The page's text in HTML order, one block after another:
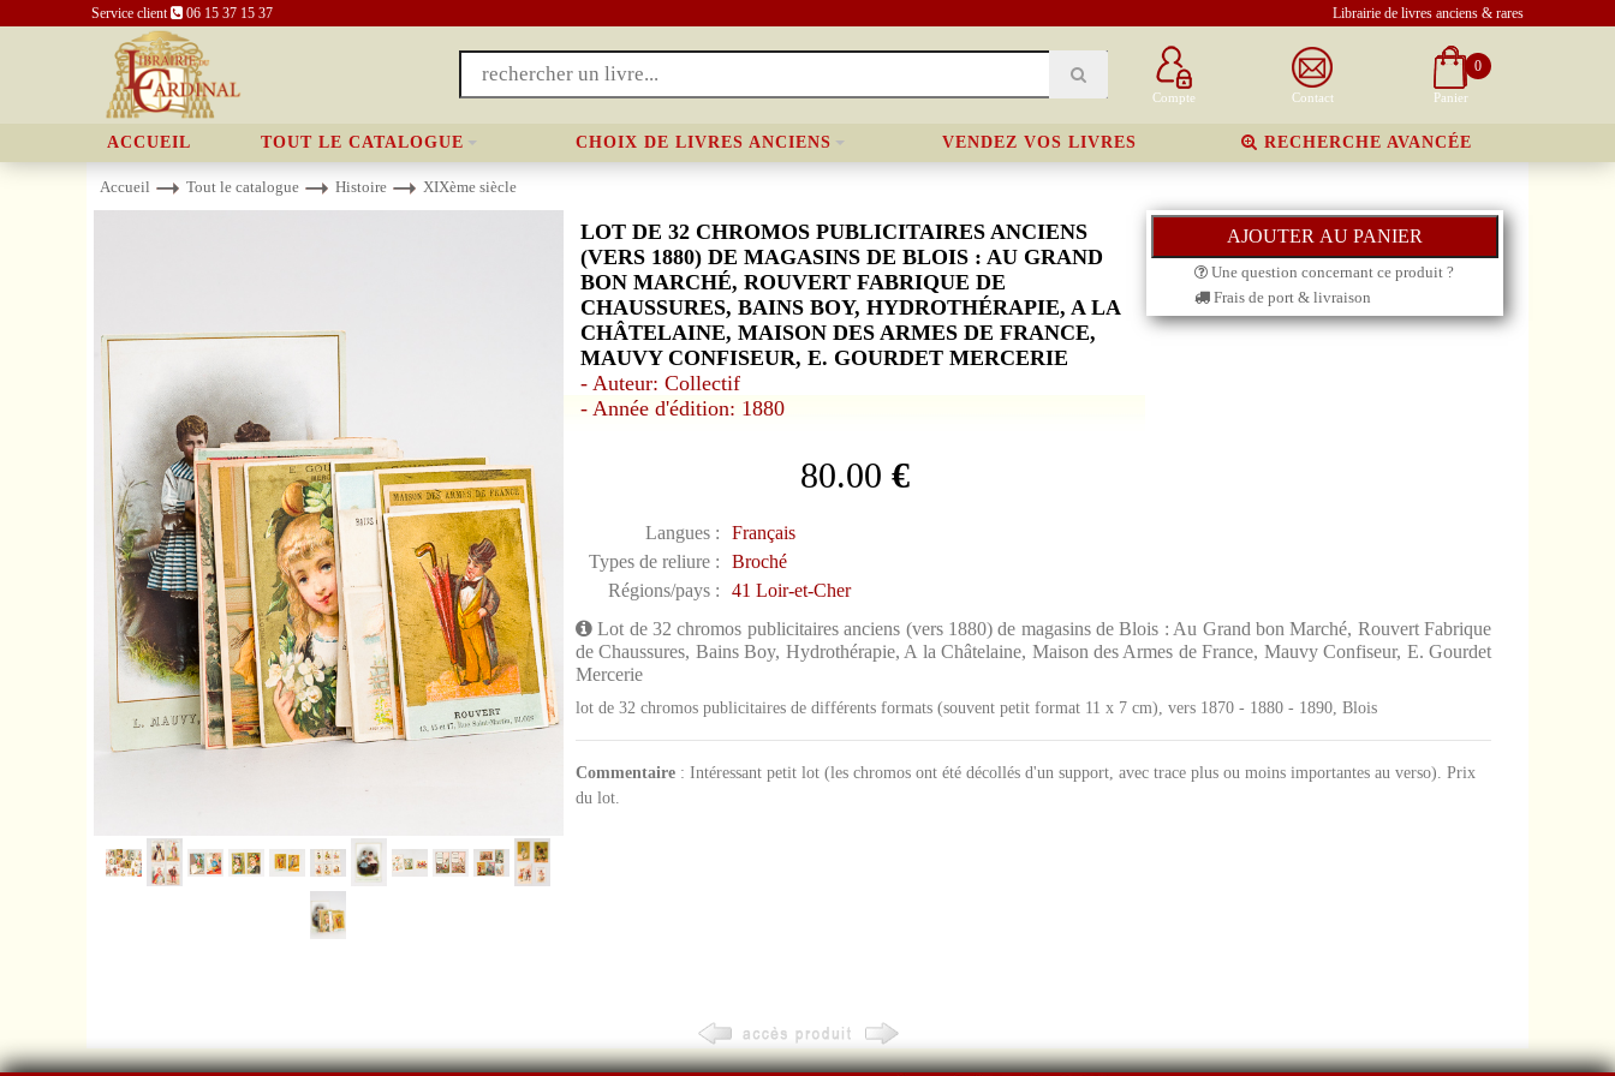
Service client 06 15 37 15 37 Librairie de livres anciens & rares
Compte Contact
0
Panier
ACCUEIL TOUT LE CATALOGUE CHOIX DE LIVRES ANCIENS VENDEZ VOS LIVRES RECHERCHE AVANCÉE
Accueil Tout le catalogue Histoire XIXème siècle
LOT DE 32 CHROMOS PUBLICITAIRES ANCIENS
(VERS 1880) DE MAGASINS DE BLOIS : AU GRAND
BON MARCHÉ, ROUVERT FABRIQUE DE
CHAUSSURES, BAINS BOY, HYDROTHÉRAPIE, A LA
CHÂTELAINE, MAISON DES ARMES DE FRANCE,
MAUVY CONFISEUR, E. GOURDET MERCERIE
- Auteur: Collectif
- Année d'édition: 1880
80.00 €
Langues :
Français
Types de reliure :
Broché
Régions/pays :
41 Loir-et-Cher
Une question concernant ce produit ?
Frais de port & livraison
Lot de 32 chromos publicitaires anciens (vers 1880) de magasins de Blois : Au Grand bon Marché, Rouvert Fabrique
de Chaussures, Bains Boy, Hydrothérapie, A la Châtelaine, Maison des Armes de France, Mauvy Confiseur, E. Gourdet
Mercerie
lot de 32 chromos publicitaires de différents formats (souvent petit format 11 x 7 cm), vers 1870 - 1880 - 1890, Blois
Commentaire: Intéressant petit lot (les chromos ont été décollés d'un support, avec trace plus ou moins importantes au verso). Prix
du lot.